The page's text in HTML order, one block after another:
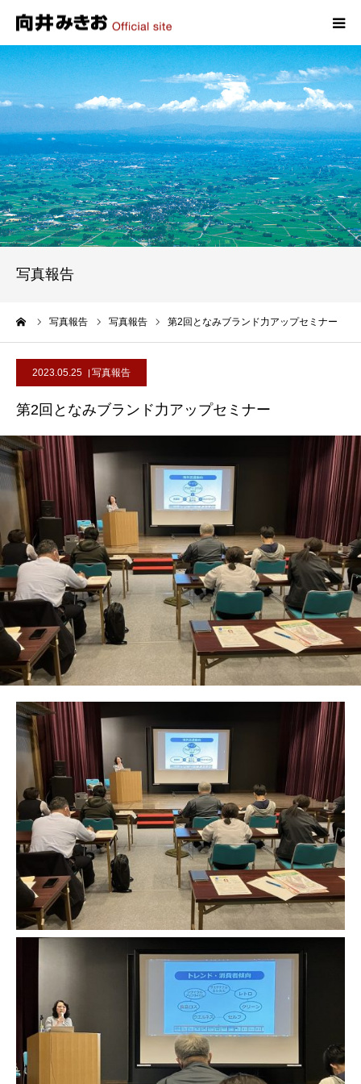
写真報告
写真報告 写真報告 第2回となみブランド力アップセミナー
2023.05.25 写真報告
第2回となみブランド力アップセミナー
HOME
プロフィール
政策
活動報告